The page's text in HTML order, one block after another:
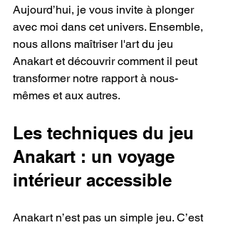
Aujourd’hui, je vous invite à plonger
avec moi dans cet univers. Ensemble,
nous allons maîtriser l'art du jeu
Anakart et découvrir comment il peut
transformer notre rapport à nous-
mêmes et aux autres.
Les techniques du jeu
Anakart : un voyage
intérieur accessible
Anakart n’est pas un simple jeu. C’est